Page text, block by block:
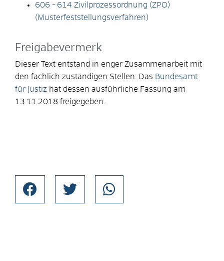
606 - 614 Zivilprozessordnung (ZPO)
(Musterfeststellungsverfahren)
Freigabevermerk
Dieser Text entstand in enger Zusammenarbeit mit
den fachlich zuständigen Stellen. Das Bundesamt
für Justiz hat dessen ausführliche Fassung am
13.11.2018 freigegeben.